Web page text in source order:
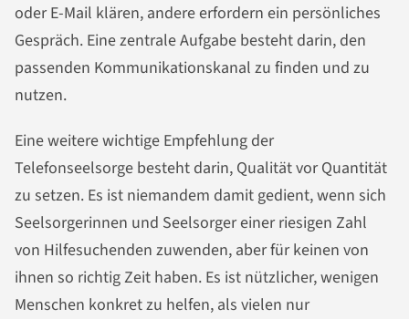
oder E-Mail klären, andere erfordern ein persönliches
Gespräch. Eine zentrale Aufgabe besteht darin, den
passenden Kommunikationskanal zu finden und zu
nutzen.
Eine weitere wichtige Empfehlung der
Telefonseelsorge besteht darin, Qualität vor Quantität
zu setzen. Es ist niemandem damit gedient, wenn sich
Seelsorgerinnen und Seelsorger einer riesigen Zahl
von Hilfesuchenden zuwenden, aber für keinen von
ihnen so richtig Zeit haben. Es ist nützlicher, wenigen
Menschen konkret zu helfen, als vielen nur